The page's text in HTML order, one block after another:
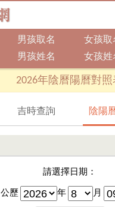
男孩取名 女孩取
男孩姓名 女孩姓
2026年陰曆陽曆對照
吉時查詢 陰陽
請選擇日期：
公歷 年 月